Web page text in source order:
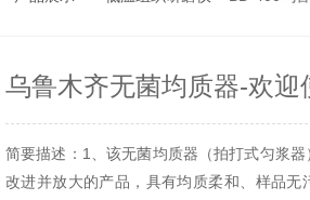
乌鲁木齐无菌均质器-欢迎
简要描述：1、该无菌均质器（拍打式匀浆
改进并放大的产品，具有均质柔和、样品无